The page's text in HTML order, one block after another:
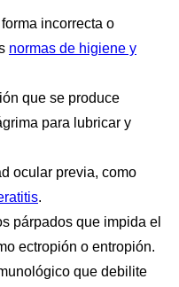
incorrecta o
normas de higiene y
que se produce
para lubricar y
ocular previa, como
.
párpados que impida el
ectropión o entropión.
que debilite